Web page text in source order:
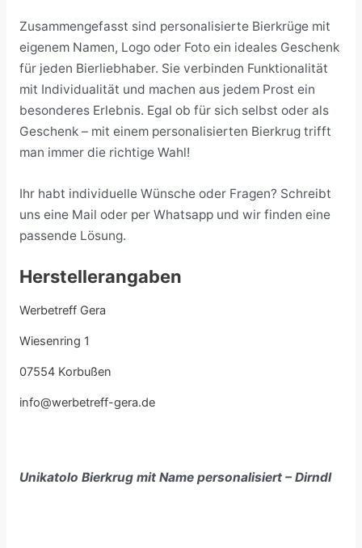
Zusammengefasst sind personalisierte Bierkrüge mit
eigenem Namen, Logo oder Foto ein ideales Geschenk
für jeden Bierliebhaber. Sie verbinden Funktionalität
mit Individualität und machen aus jedem Prost ein
besonderes Erlebnis. Egal ob für sich selbst oder als
Geschenk – mit einem personalisierten Bierkrug trifft
man immer die richtige Wahl!
Ihr habt individuelle Wünsche oder Fragen? Schreibt
uns eine Mail oder per Whatsapp und wir finden eine
passende Lösung.
Herstellerangaben
Werbetreff Gera
Wiesenring 1
07554 Korbußen
info@werbetreff-gera.de
Unikatolo Bierkrug mit Name personalisiert – Dirndl